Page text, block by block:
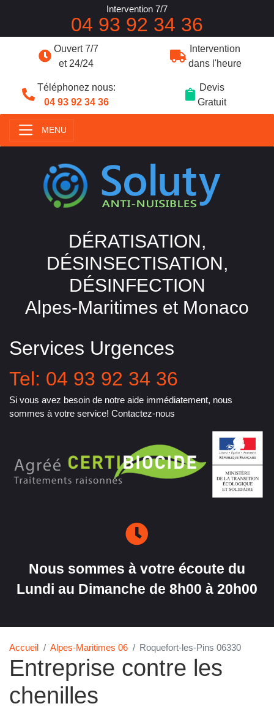
Ouvert 7/7
et 24/24
Intervention
dans l'heure
Téléphonez nous:
04 93 92 34 36
Devis
Gratuit
MENU
DÉRATISATION,
DÉSINSECTISATION,
DÉSINFECTION
Alpes-Maritimes et Monaco
Services Urgences
Tel: 04 93 92 34 36
Si vous avez besoin de notre aide immédiatement, nous
sommes à votre service! Contactez-nous
Nous sommes à votre écoute du
Lundi au Dimanche de 8h00 à 20h00
Accueil Alpes-Maritimes 06 Roquefort-les-Pins 06330
Entreprise contre les
chenilles
Intervention 7/7
04 93 92 34 36